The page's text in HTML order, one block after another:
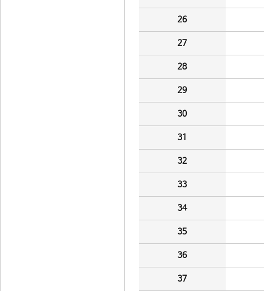
26
27
28
29
30
31
32
33
34
35
36
37